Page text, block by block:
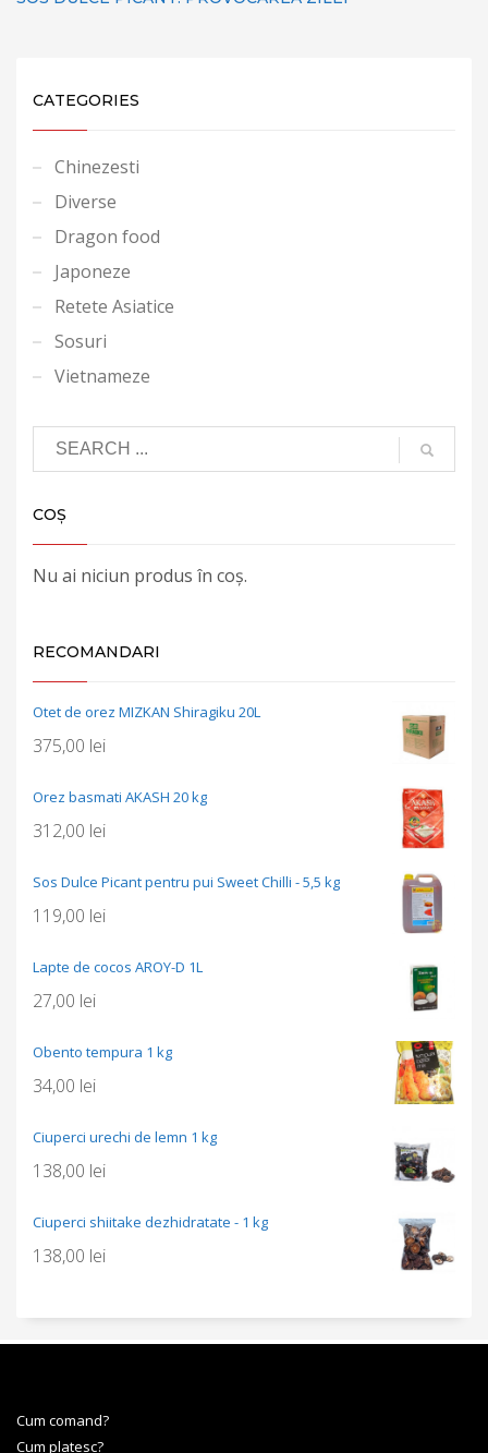
CATEGORIES
Chinezesti
Diverse
Dragon food
Japoneze
Retete Asiatice
Sosuri
Vietnameze
COȘ
Nu ai niciun produs în coș.
RECOMANDARI
Otet de orez MIZKAN Shiragiku 20L
375,00 lei
Orez basmati AKASH 20 kg
312,00 lei
Sos Dulce Picant pentru pui Sweet Chilli - 5,5 kg
119,00 lei
Lapte de cocos AROY-D 1L
27,00 lei
Obento tempura 1 kg
34,00 lei
Ciuperci urechi de lemn 1 kg
138,00 lei
Ciuperci shiitake dezhidratate - 1 kg
138,00 lei
Cum comand?
Cum platesc?